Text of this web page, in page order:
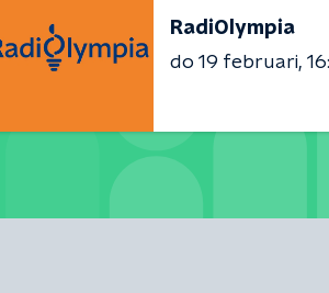
RadiOlympia
do 19 februari